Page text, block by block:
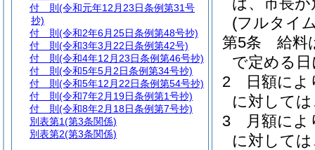
(フルタイ
第5条
給料
で定める
2
日額に
に対して
3
月額に
に対して
付 則 (令和元年12月23日条例第31号
抄)
付 則 (令和2年6月25日条例第48号抄)
付 則 (令和3年3月22日条例第42号)
付 則 (令和4年12月23日条例第46号抄)
付 則 (令和5年5月2日条例第34号抄)
付 則 (令和5年12月22日条例第54号抄)
付 則 (令和7年2月19日条例第1号抄)
付 則 (令和8年2月18日条例第7号抄)
別表第1(第3条関係)
別表第2(第3条関係)